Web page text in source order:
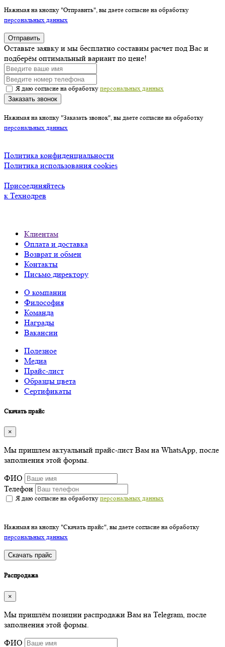
Нажимая на кнопку "Отправить", вы даете согласие на обработку
персональных данных
Отправить
Оставьте заявку и мы бесплатно составим расчет под Вас и
подберём оптимальный вариант по цене!
Я даю согласие на обработку персональных данных
Заказать звонок
Нажимая на кнопку "Заказать звонок", вы даете согласие на обработку
персональных данных
Политика конфиденциальности
Политика использования cookies
Присоединяйтесь
к Технодрев
Клиентам
Оплата и доставка
Возврат и обмен
Контакты
Письмо директору
О компании
Философия
Команда
Награды
Вакансии
Полезное
Медиа
Прайс-лист
Образцы цвета
Сертификаты
Скачать прайс
×
Мы пришлем актуальный прайс-лист Вам на WhatsApp, после
заполнения этой формы.
ФИО
Телефон
Я даю согласие на обработку персональных данных
Нажимая на кнопку "Скачать прайс", вы даете согласие на обработку
персональных данных
Скачать прайс
Распродажа
×
Мы пришлём позиции распродажи Вам на Telegram, после
заполнения этой формы.
ФИО